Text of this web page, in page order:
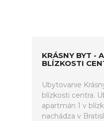
KRÁSNY BYT -
BLÍZKOSTI
Ubytovanie
blízkosti centra.
apartmán 1 v
nachádza v